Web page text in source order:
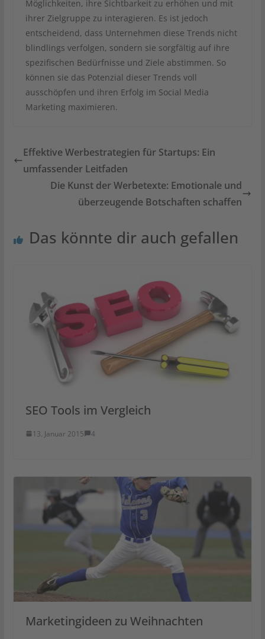
Möglichkeiten, ihre Sichtbarkeit zu erhöhen und mit
ihrer Zielgruppe zu interagieren. Es ist jedoch
entscheidend, dass Unternehmen diese Trends nicht
blindlings verfolgen, sondern sie sorgfältig auf ihre
spezifischen Bedürfnisse und Ziele abstimmen. So
können sie das Potenzial dieser Trends voll
ausschöpfen und ihren Erfolg im Social Media
Marketing maximieren.
Effektive Werbestrategien für Startups: Ein
umfassender Leitfaden
Die Kunst der Werbetexte: Emotionale und
überzeugende Botschaften schaffen
Das könnte dir auch gefallen
SEO Tools im Vergleich
13. Januar 2015 4
Marketingideen zu Weihnachten